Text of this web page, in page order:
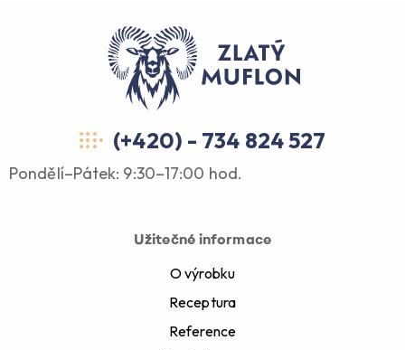
(+420) - 734 824 527
Pondělí–Pátek: 9:30–17:00 hod.
Užitečné informace
O výrobku
Receptura
Reference